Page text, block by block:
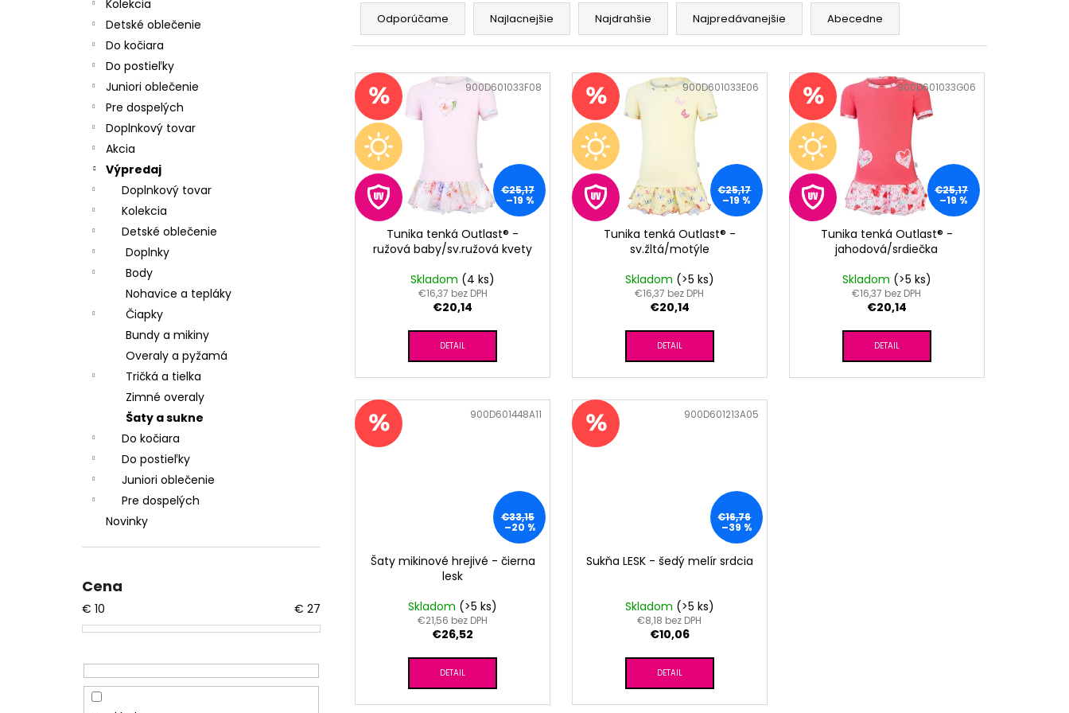
Kolekcia
Detské oblečenie
Do kočiara
Do postieľky
Juniori oblečenie
Pre dospelých
Doplnkový tovar
Akcia
Výpredaj
Doplnkový tovar
Kolekcia
Detské oblečenie
Doplnky
Body
Nohavice a tepláky
Čiapky
Bundy a mikiny
Overaly a pyžamá
Tričká a tielka
Zimné overaly
Šaty a sukne
Do kočiara
Do postieľky
Juniori oblečenie
Pre dospelých
Novinky
Cena
€ 10 € 27
d
n
i
e
p
r
o
d
Odporúčame Najlacnejšie Najdrahšie Najpredávanejšie Abecedne
V
ý
p
i
s
p
r
o
€25,17
–19 %
Tunika tenká Outlast® -
ružová baby/sv.ružová kvety
Skladom (4 ks)
€16,37 bez DPH
€20,14
DETAIL
Kód: 900D601033F08
€25,17
–19 %
Tunika tenká Outlast® -
sv.žltá/motýle
Skladom (>5 ks)
€16,37 bez DPH
€20,14
DETAIL
Kód:900D601033E06
€25,17
–19 %
Tunika tenká Outlast® -
jahodová/srdiečka
Skladom (>5 ks)
€16,37 bez DPH
€20,14
DETAIL
Kód:900D601033G06
€33,15
–20 %
Šaty mikinové hrejivé - čierna
lesk
Skladom (>5 ks)
€21,56 bez DPH
€26,52
DETAIL
900D601448A11
€16,76
–39 %
Sukňa LESK - šedý melír srdcia
Skladom (>5 ks)
€8,18 bez DPH
€10,06
DETAIL
900D601213A05
€54,58
€9,62
€41,98